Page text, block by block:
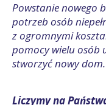
Powstanie nowego
potrzeb osób
z ogromnymi
pomocy wielu osób
stworzyć nowy dom.
Liczymy na